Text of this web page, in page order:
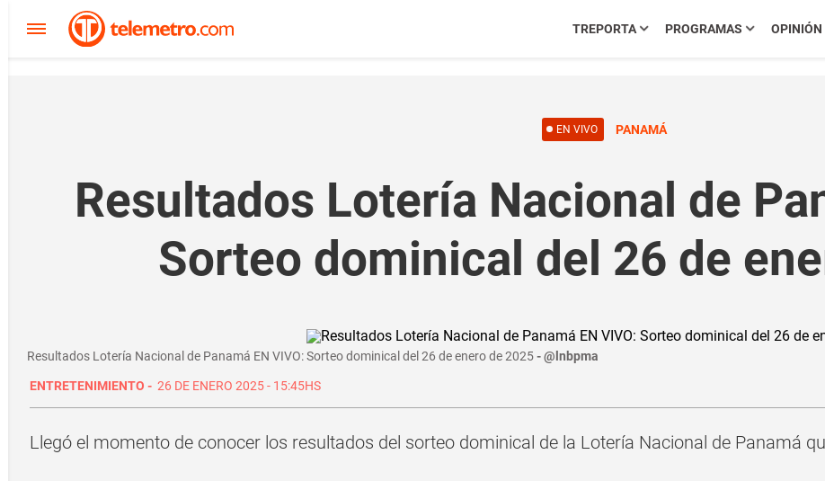
TREPORTA PROGRAMAS OPINIÓN
EN VIVO PANAMÁ
Resultados Lotería Nacional de
Sorteo dominical del 26 de
Resultados Lotería Nacional de Panamá EN VIVO: Sorteo dominical del 26 de enero de 2025 @lnbpma
ENTRETENIMIENTO - 26 DE ENERO 2025 - 15:45HS
Llegó el momento de conocer los resultados del sorteo dominical de la Lotería Nacional de Panamá